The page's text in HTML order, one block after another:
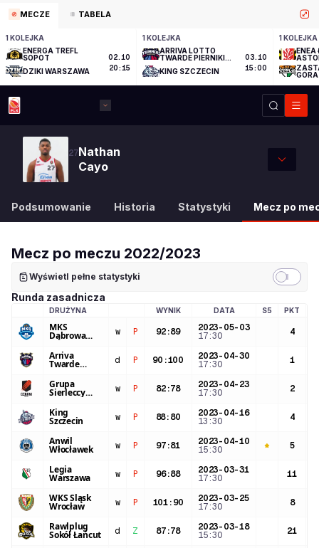
MECZE TABELA
1 KOLEJKA
ENERGA TREFL
SOPOT
DZIKI WARSZAWA
02.10
20:15
1 KOLEJKA
ARRIVA LOTTO
TWARDE PIERNIKI
KING SZCZECIN
03.10
15:00
1 KOLEJKA
ENEA
GÓRA
27Nathan
Cayo
Podsumowanie Historia Statystyki Mecz po
Mecz po meczu 2022/2023
Wyświetl pełne statystyki
Runda zasadnicza
LOGO DRUŻYNY
DRUŻYNA WYNIK DATA S5 PKT
MKS
Dąbrowa
Górnicza
w P 92:89
2023-05-03
17:30
4
Arriva
Twarde
Toruń
d P 90 :100
2023-04-30
17:30
1
Grupa
Sierleccy
Słupsk
w P 82:78
2023-04-23
17:30
2
King
Szczecin w P 88: 80
2023-04-16
13:30
4
Anwil
Włocławek w P 97:81
2023-04-10
15:30
5
Legia
Warszawa w P 96:88
2023-03-31
17:30
11
WKS Śląsk
Wrocław w P 101: 90
2023-03-25
17:30
8
Rawlplug
Sokół Łańcut d Z 87:78
2023-03-18
15:30
21